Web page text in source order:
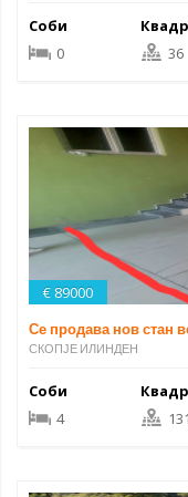
Соби
0
36
€ 89000
Се продава нов стан
СКОПЈЕ ИЛИНДЕН
Соби
4
131